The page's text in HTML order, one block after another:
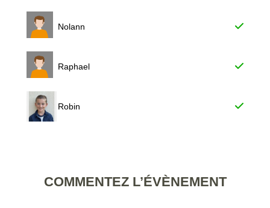
Nolann
Raphael
Robin
COMMENTEZ L’ÉVÈNEMENT